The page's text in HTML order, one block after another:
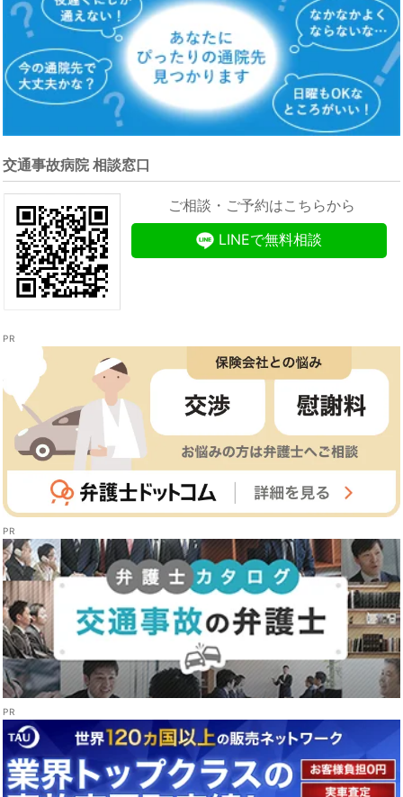
交通事故病院 相談窓口
ご相談・ご予約はこちらから
LINEで無料相談